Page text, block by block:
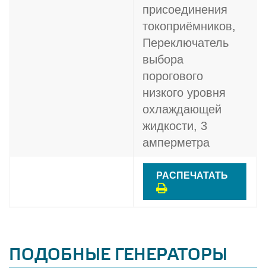
присоединения
токоприёмников,
Переключатель
выбора
порогового
низкого уровня
охлаждающей
жидкости, 3
амперметра
РАСПЕЧАТАТЬ
ПОДОБНЫЕ ГЕНЕРАТОРЫ